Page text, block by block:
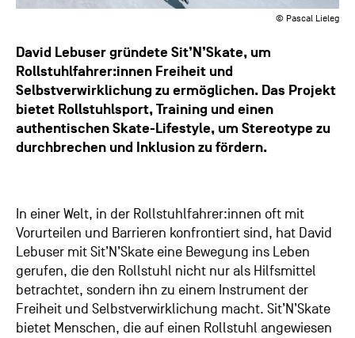
© Pascal Lieleg
David Lebuser gründete Sit’N’Skate, um
Rollstuhlfahrer:innen Freiheit und
Selbstverwirklichung zu ermöglichen. Das Projekt
bietet Rollstuhlsport, Training und einen
authentischen Skate-Lifestyle, um Stereotype zu
durchbrechen und Inklusion zu fördern.
In einer Welt, in der Rollstuhlfahrer:innen oft mit
Vorurteilen und Barrieren konfrontiert sind, hat David
Lebuser mit Sit’N’Skate eine Bewegung ins Leben
gerufen, die den Rollstuhl nicht nur als Hilfsmittel
betrachtet, sondern ihn zu einem Instrument der
Freiheit und Selbstverwirklichung macht. Sit’N’Skate
bietet Menschen, die auf einen Rollstuhl angewiesen